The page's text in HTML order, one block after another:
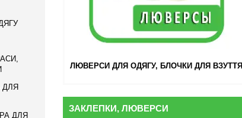
ЛЮВЕРСИ ДЛЯ ОДЯГУ, БЛОЧКИ ДЛЯ ВЗУТТЯ
ЗАКЛЕПКИ, ЛЮВЕРСИ
ДЛЯ
ДЛЯ